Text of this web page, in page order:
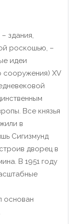
– здания,
роскошью, –
идеи
сооружения) XV
Все князья
в
Сигизмунд
дворец в
В 1951 году
основан